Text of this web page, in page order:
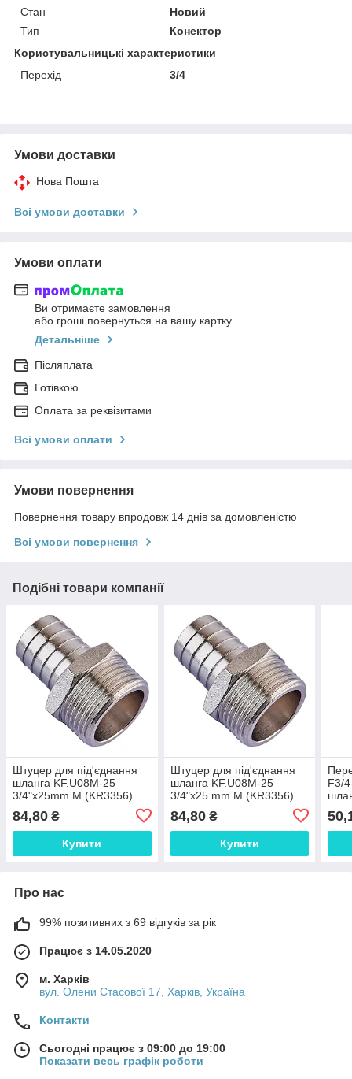
Стан
Новий
Тип
Конектор
Користувальницькі характеристики
Перехід
3/4
Умови доставки
Нова Пошта
Всі умови доставки
Умови оплати
Ви отримаєте замовлення
або гроші повернуться на вашу картку
Детальніше
Післяплата
Готівкою
Оплата за реквізитами
Всі умови оплати
Умови повернення
Повернення товару впродовж 14 днів за домовленістю
Всі умови повернення
Подібні товари компанії
Штуцер для під'єднання
шланга KF.U08M-25 —
3/4"x25mm M (KR3356)
84,80 ₴
Купити
Штуцер для під'єднання
шланга KF.U08M-25 —
3/4"x25 mm M (KR3356)
84,80₴
Купити
F3/
Про нас
99% позитивних з 69 відгуків за рік
Працює з 14.05.2020
м. Харків
вул. Олени Стасової 17, Харків, Україна
Контакти
Сьогодні працює з 09:00 до 19:00
Показати весь графік роботи